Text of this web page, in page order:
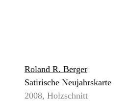
Roland R. Berger
Satirische Neujahrskarte
2008, Holzschnitt